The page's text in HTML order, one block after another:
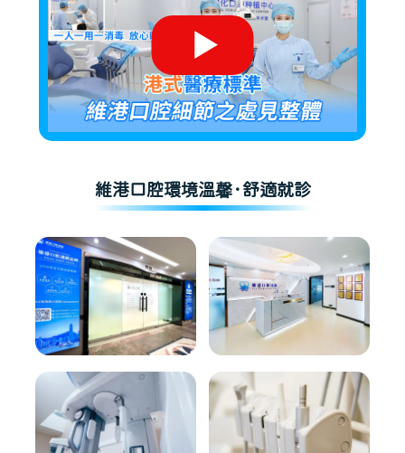
維港口腔環境溫馨·舒適就診